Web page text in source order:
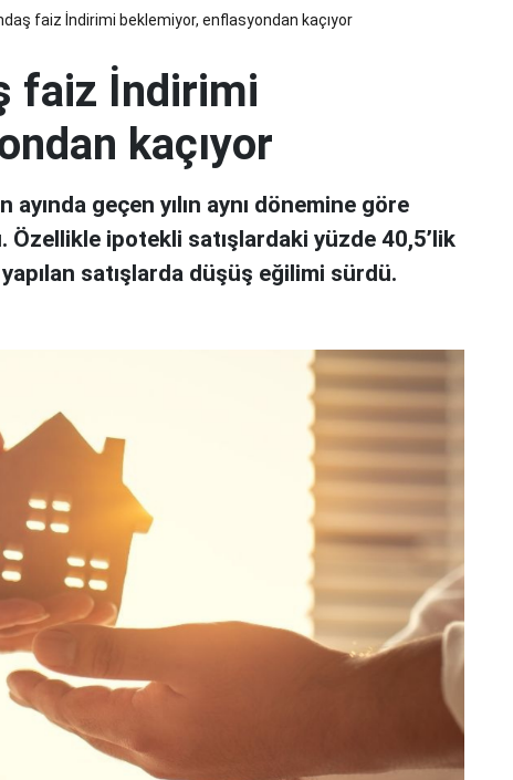
faiz İndirimi beklemiyor, enflasyondan kaçıyor
faiz İndirimi
kaçıyor
geçen yılın aynı dönemine göre
Özellikle ipotekli satışlardaki yüzde 40,5’lik
satışlarda düşüş eğilimi sürdü.